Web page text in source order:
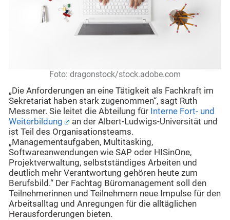
Foto: dragonstock/stock.adobe.com
„Die Anforderungen an eine Tätigkeit als Fachkraft im
Sekretariat haben stark zugenommen“, sagt Ruth
Messmer. Sie leitet die Abteilung für Interne Fort- und
Weiterbildung
an der Albert-Ludwigs-Universität und
ist Teil des Organisationsteams.
„Managementaufgaben, Multitasking,
Softwareanwendungen wie SAP oder HISinOne,
Projektverwaltung, selbstständiges Arbeiten und
deutlich mehr Verantwortung gehören heute zum
Berufsbild.“ Der Fachtag Büromanagement soll den
Teilnehmerinnen und Teilnehmern neue Impulse für den
Arbeitsalltag und Anregungen für die alltäglichen
Herausforderungen bieten.